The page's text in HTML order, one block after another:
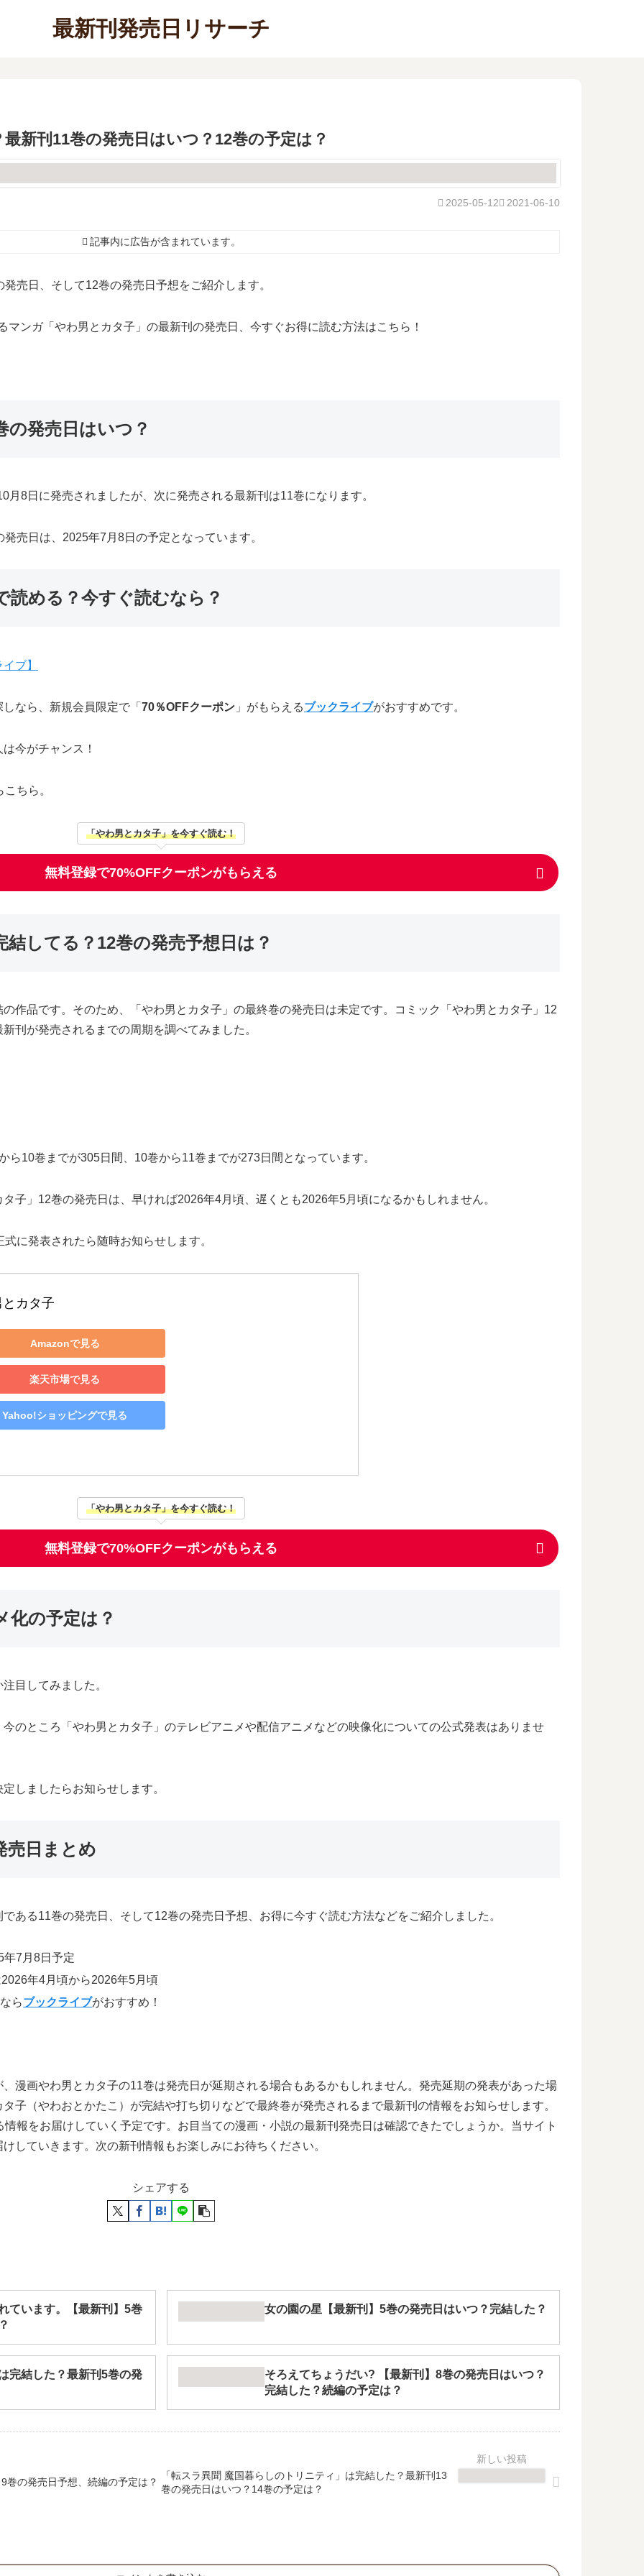
最新刊発売日リサーチ
新刊11巻の発売日はいつ？12巻の予定は？
2021-06-10
2025-05-12
記事内に広告が含まれています。
売日、そして12巻の発売日予想をご紹介します。
ンガ「やわ男とカタ子」の最新刊の発売日、今すぐお得に読む方法はこちら！
の発売日はいつ？
8日に発売されましたが、次に発売される最新刊は11巻になります。
売日は、2025年7月8日の予定となっています。
める？今すぐ読むなら？
なら、新規会員限定で「 70％OFFクーポン 」がもらえるブックライブがおすすめです。
今がチャンス！
ちら。
「やわ男とカタ子」を今すぐ読む！
無料登録で70%OFFクーポンがもらえる
してる？12巻の発売予想日は？
作品です。そのため、「やわ男とカタ子」の最終巻の発売日は未定です。コミック「やわ男とカタ子」12
刊が発売されるまでの周期を調べてみました。
ら10巻までが305日間、10巻から11巻までが273日間となっています。
子」12巻の発売日は、早ければ2026年4月頃、遅くとも2026年5月頃になるかもしれません。
に発表されたら随時お知らせします。
カタ子
Amazonで見る
楽天市場で見る
Yahoo!ショッピングで見る
「やわ男とカタ子」を今すぐ読む！
無料登録で70%OFFクーポンがもらえる
化の予定は？
目してみました。
のところ「やわ男とカタ子」のテレビアニメや配信アニメなどの映像化についての公式発表はありませ
しましたらお知らせします。
売日まとめ
ある11巻の発売日、そして12巻の発売日予想、お得に今すぐ読む方法などをご紹介しました。
年7月8日予定
年4月頃から2026年5月頃
らブックライブがおすすめ！
漫画やわ男とカタ子の11巻は発売日が延期される場合もあるかもしれません。発売延期の発表があった場
子（やわおとかたこ）が完結や打ち切りなどで最終巻が発売されるまで最新刊の情報をお知らせします。
報をお届けしていく予定です。お目当ての漫画・小説の最新刊発売日は確認できたでしょうか。当サイト
していきます。次の新刊情報もお楽しみにお待ちください。
シェアする
ています。【最新刊】5巻
女の園の星【最新刊】5巻の発売日はいつ？完結した？
完結した？最新刊5巻の発
そろえてちょうだい? 【最新刊】8巻の発売日はいつ？
完結した？続編の予定は？
巻の発売日予想、続編の予定は？
「転スラ異聞 魔国暮らしのトリニティ」は完結した？最新刊13
巻の発売日はいつ？14巻の予定は？